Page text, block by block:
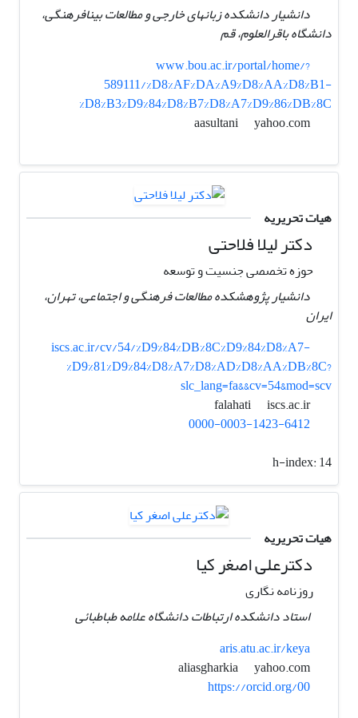
دانشیار دانشکده زبانهای خارجی و مطالعات بینافرهنگی،
دانشگاه باقرالعلوم، قم
www.bou.ac.ir/portal/home/?
589111/%D8%AF%DA%A9%D8%AA%D8%B1-
%D8%B3%D9%84%D8%B7%D8%A7%D9%86%DB%8C
yahoo.com
هیات تحریریه
دکتر لیلا فلاحتی
حوزه تخصصی جنسیت و توسعه
دانشیار پژوهشکده مطالعات فرهنگی و اجتماعی، تهران،
ایران
iscs.ac.ir/cv/54/%D9%84%DB%8C%D9%84%D8%A7-
%D9%81%D9%84%D8%A7%D8%AD%D8%AA%DB%8C?
slc_lang=fa&&cv=54&mod=scv
falahati
iscs.ac.ir
0000-0003-1423-6412
h-index:14
هیات تحریریه
دکترعلی اصغر کیا
روزنامه نگاری
استاد دانشکده ارتباطات دانشگاه علامه طباطبائی
aris.atu.ac.ir/keya
yahoo.com
https://orcid.org/00